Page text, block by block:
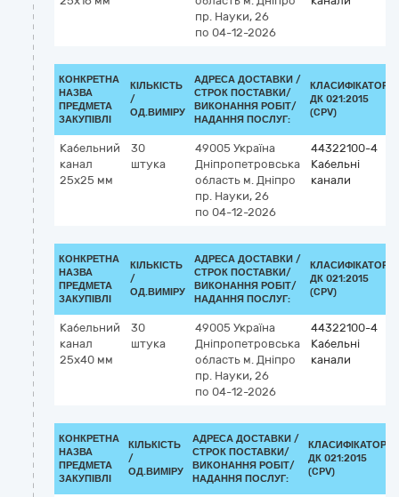
пр. Науки, 26
по 04-12-2026
КОНКРЕТНА
НАЗВА
ПРЕДМЕТА
ЗАКУПІВЛІ
КІЛЬКІСТЬ
/
ОД.ВИМІРУ
АДРЕСА ДОСТАВКИ /
СТРОК ПОСТАВКИ/
ВИКОНАННЯ РОБІТ/
НАДАННЯ ПОСЛУГ:
КЛАСИФІКАТОР
ДК 021:2015
(CPV)
Кабельний
канал
25x25 мм
30
штука
49005 Україна
Дніпропетровська
область м. Дніпро
пр. Науки, 26
по 04-12-2026
44322100-4
Кабельні
канали
КОНКРЕТНА
НАЗВА
ПРЕДМЕТА
ЗАКУПІВЛІ
КІЛЬКІСТЬ
/
ОД.ВИМІРУ
АДРЕСА ДОСТАВКИ /
СТРОК ПОСТАВКИ/
ВИКОНАННЯ РОБІТ/
НАДАННЯ ПОСЛУГ:
КЛАСИФІКАТОР
ДК 021:2015
(CPV)
Кабельний
канал
25x40 мм
30
штука
49005 Україна
Дніпропетровська
область м. Дніпро
пр. Науки, 26
по 04-12-2026
44322100-4
Кабельні
канали
КОНКРЕТНА
НАЗВА
ПРЕДМЕТА
ЗАКУПІВЛІ
КІЛЬКІСТЬ
/
ОД.ВИМІРУ
АДРЕСА ДОСТАВКИ /
СТРОК ПОСТАВКИ/
ВИКОНАННЯ РОБІТ/
НАДАННЯ ПОСЛУГ:
КЛАСИФІКАТОР
ДК 021:2015
(CPV)